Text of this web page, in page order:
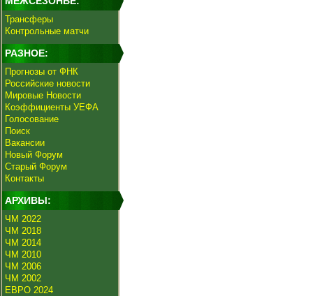
Трансферы
Контрольные матчи
РАЗНОЕ:
Прогнозы от ФНК
Российские новости
Мировые Новости
Коэффициенты УЕФА
Голосование
Поиск
Вакансии
Новый Форум
Старый Форум
Контакты
АРХИВЫ:
ЧМ 2022
ЧМ 2018
ЧМ 2014
ЧМ 2010
ЧМ 2006
ЧМ 2002
ЕВРО 2024